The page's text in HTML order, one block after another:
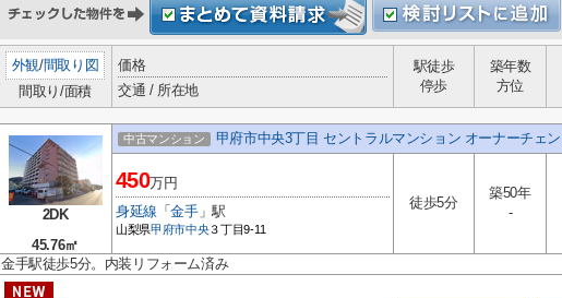
外観/間取り図
間取り/面積
価格
交通 / 所在地
駅徒歩
停歩
築年数
方位
2DK
45.76㎡
中古マンション 甲府市中央3丁目 セントラルマンション オーナーチェ
450万円
身延線 「金手」駅
山梨県甲府市中央３丁目9-11
徒歩5分
築50年
-
金手駅徒歩5分。内装リフォーム済み